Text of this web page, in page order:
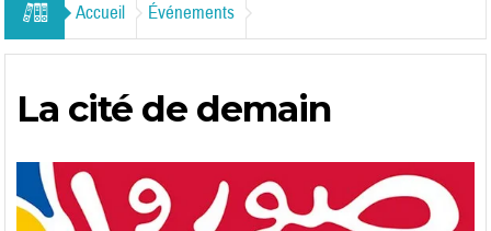
Accueil Événements
La cité de demain